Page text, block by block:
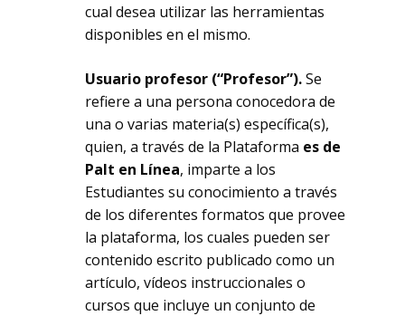
cual desea utilizar las herramientas
disponibles en el mismo.
Usuario profesor (“Profesor”).Se
refiere a una persona conocedora de
una o varias materia(s) específica(s),
quien, a través de la Plataforma es de
Palt en Línea, imparte a los
Estudiantes su conocimiento a través
de los diferentes formatos que provee
la plataforma, los cuales pueden ser
contenido escrito publicado como un
artículo, vídeos instruccionales o
cursos que incluye un conjunto de